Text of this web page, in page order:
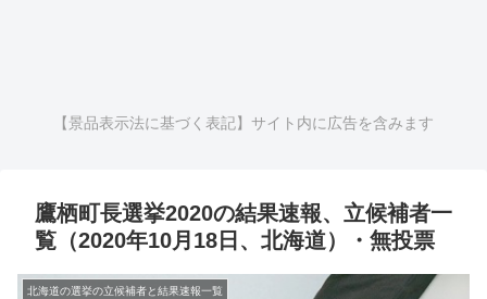
【景品表示法に基づく表記】サイト内に広告を含みます
鷹栖町長選挙2020の結果速報、立候補者一
覧（2020年10月18日、北海道）・無投票
北海道の選挙の立候補者と結果速報一覧